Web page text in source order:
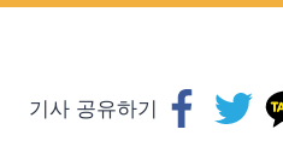
기사 공유하기